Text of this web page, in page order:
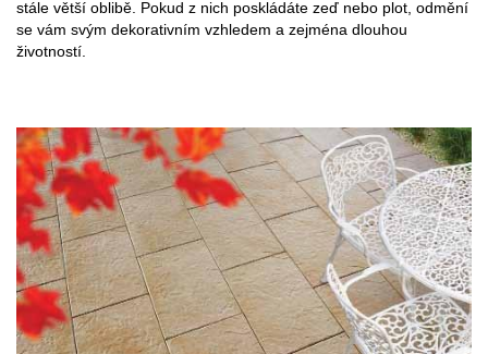
stále větší oblibě. Pokud z nich poskládáte zeď nebo plot, odmění
se vám svým dekorativním vzhledem a zejména dlouhou
životností.